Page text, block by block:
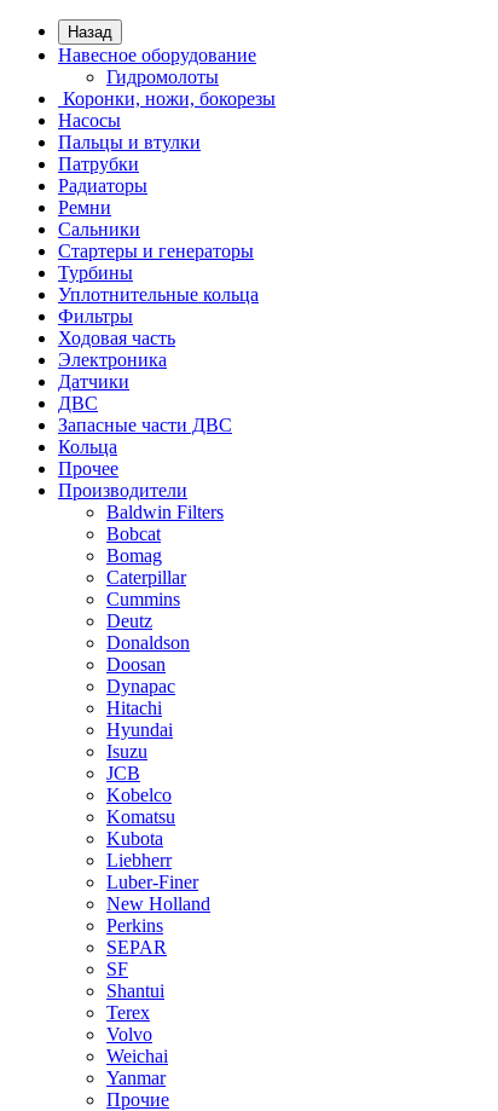
Назад
Навесное оборудование
Гидромолоты
Коронки, ножи, бокорезы
Насосы
Пальцы и втулки
Патрубки
Радиаторы
Ремни
Сальники
Стартеры и генераторы
Турбины
Уплотнительные кольца
Фильтры
Ходовая часть
Электроника
Датчики
ДВС
Запасные части ДВС
Кольца
Прочее
Производители
Baldwin Filters
Bobcat
Bomag
Caterpillar
Cummins
Deutz
Donaldson
Doosan
Dynapac
Hitachi
Hyundai
Isuzu
JCB
Kobelco
Komatsu
Kubota
Liebherr
Luber-Finer
New Holland
Perkins
SEPAR
SF
Shantui
Terex
Volvo
Weichai
Yanmar
Прочие